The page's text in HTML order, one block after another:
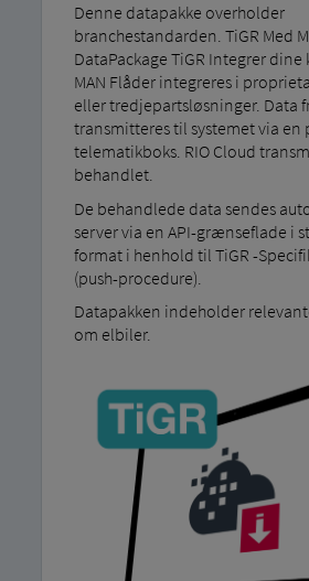
Denne datapakke overholder
branchestandarden. TiGR Med
DataPackage TiGR Integrer
MAN Flåder integreres i
eller tredjepartsløsninger. Data
transmitteres til systemet via en
telematikboks. RIO Cloud
behandlet.
De behandlede data sendes
server via en API-grænseflade i
format i henhold til TiGR -
(push-procedure).
Datapakken indeholder
om elbiler.